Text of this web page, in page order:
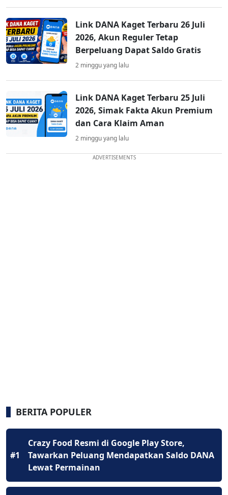
Link DANA Kaget Terbaru 26 Juli
2026, Akun Reguler Tetap
Berpeluang Dapat Saldo Gratis
2 minggu yang lalu
Link DANA Kaget Terbaru 25 Juli
2026, Simak Fakta Akun Premium
dan Cara Klaim Aman
2 minggu yang lalu
ADVERTISEMENTS
BERITA POPULER
#1
Crazy Food Resmi di Google Play Store,
Tawarkan Peluang Mendapatkan Saldo DANA
Lewat Permainan